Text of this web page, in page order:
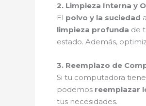
2. Limpieza Interna y
El polvo y la suciedad
limpieza profunda de
estado. Además,
3. Reemplazo de
Si tu computadora
podemos reemplazar
tus necesidades.